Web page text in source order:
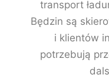
transport
Będzin są
i klientów
potrzebują